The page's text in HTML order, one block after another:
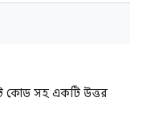
কোড সহ একটি উত্তর